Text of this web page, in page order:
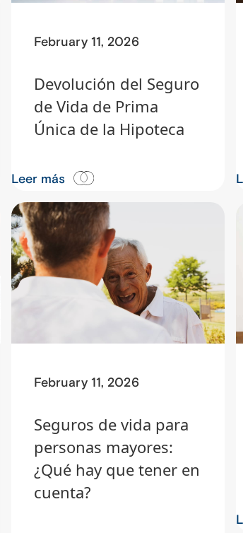
February 11, 2026
Devolución del Seguro
de Vida de Prima
Única de la Hipoteca
Leer más
February 11, 2026
Seguros de vida para
personas mayores:
¿Qué hay que tener en
cuenta?